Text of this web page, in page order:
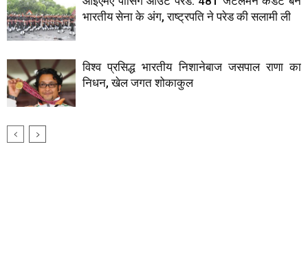
भारतीय सेना के अंग, राष्ट्रपति ने परेड की सलामी ली
विश्व प्रसिद्ध भारतीय निशानेबाज जसपाल राणा का
निधन, खेल जगत शोकाकुल